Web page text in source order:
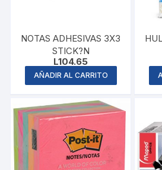
NOTAS ADHESIVAS 3X3
STICK?N
L104.65
AÑADIR AL CARRITO